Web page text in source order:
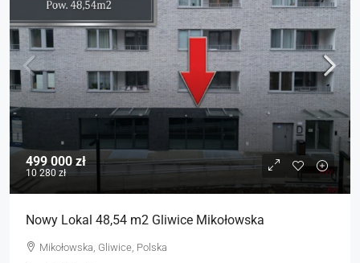
499 000 zł
10 280 zł
Nowy Lokal 48,54 m2 Gliwice Mikołowska
Mikołowska, Gliwice, Polska